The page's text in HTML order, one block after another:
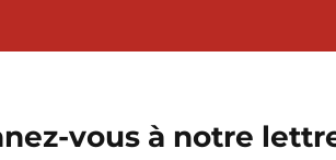
vous à notre